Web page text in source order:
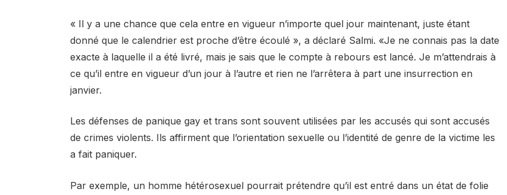
« Il y a une chance que cela entre en vigueur n’importe quel jour maintenant, juste étant
donné que le calendrier est proche d’être écoulé », a déclaré Salmi. «Je ne connais pas la date
exacte à laquelle il a été livré, mais je sais que le compte à rebours est lancé. Je m’attendrais à
ce qu’il entre en vigueur d’un jour à l’autre et rien ne l’arrêtera à part une insurrection en
janvier.
Les défenses de panique gay et trans sont souvent utilisées par les accusés qui sont accusés
de crimes violents. Ils affirment que l’orientation sexuelle ou l’identité de genre de la victime les
a fait paniquer.
Par exemple, un homme hétérosexuel pourrait prétendre qu’il est entré dans un état de folie